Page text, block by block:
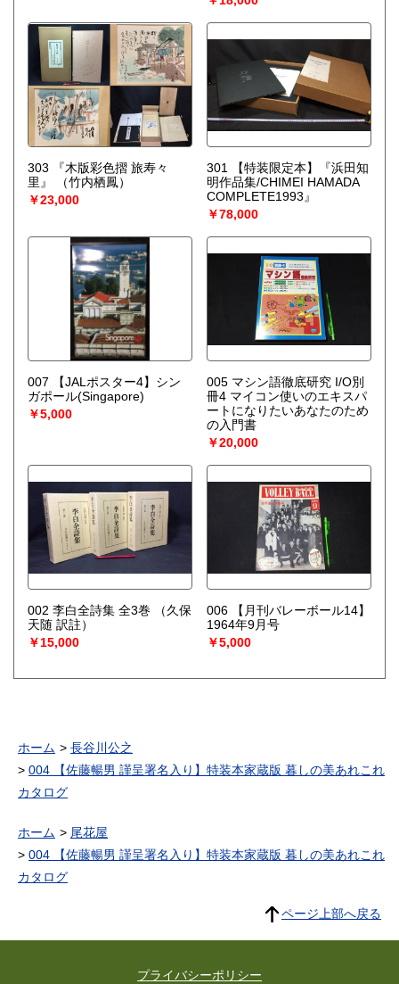
303 『木版彩色摺 旅寿々
里』
（竹内栖鳳）
￥23,000
301 【特装限定本】『浜田知
明作品集/CHIMEI HAMADA
COMPLETE1993』
￥78,000
007 【JALポスター4】シン
ガポール(Singapore)
￥5,000
005 マシン語徹底研究 I/O別
冊4 マイコン使いのエキスパ
ートになりたいあなたのため
の入門書
￥20,000
002 李白全詩集 全3巻
（久保
天随 訳註）
￥15,000
006 【月刊バレーボール14】
1964年9月号
￥5,000
ホーム
長谷川公之
004 【佐藤暢男 謹呈署名入り】特装本家蔵版 暮しの美あれこれ
カタログ
ホーム
尾花屋
004 【佐藤暢男 謹呈署名入り】特装本家蔵版 暮しの美あれこれ
カタログ
ページ上部へ戻る
プライバシーポリシー